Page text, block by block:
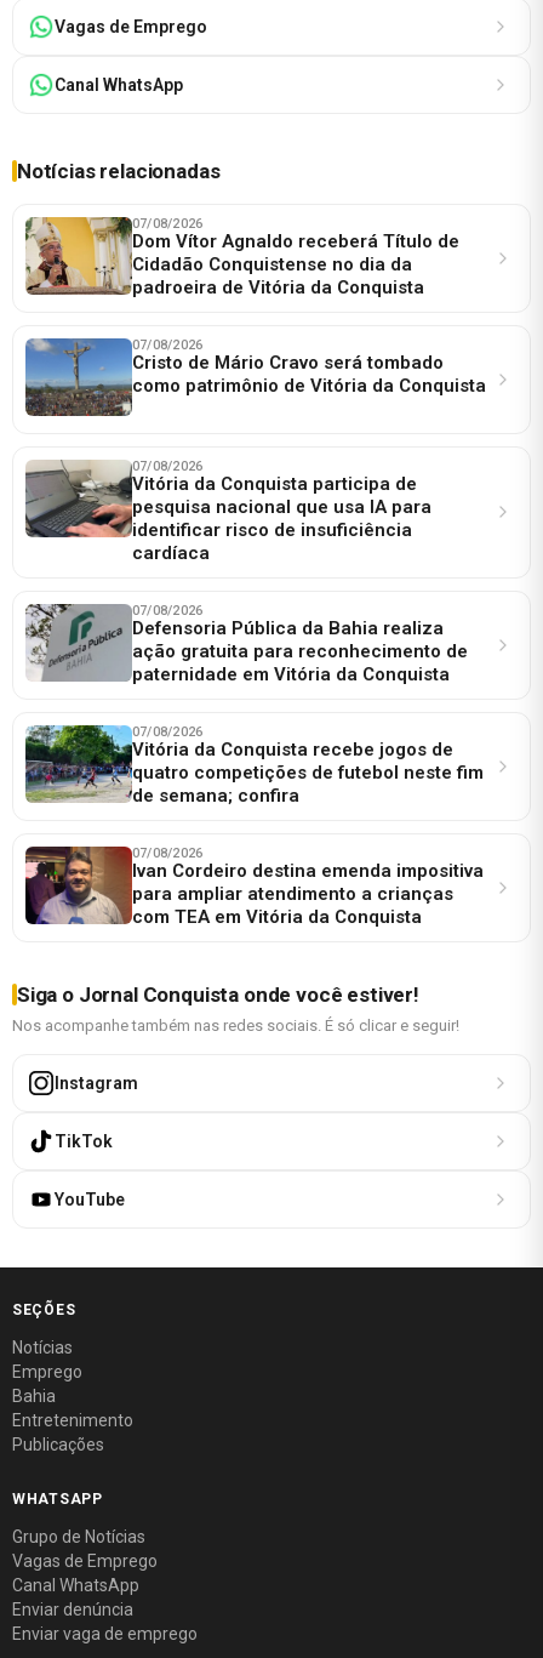
Vagas de Emprego
Canal WhatsApp
Notícias relacionadas
07/08/2026
Dom Vítor Agnaldo receberá Título de
Cidadão Conquistense no dia da
padroeira de Vitória da Conquista
07/08/2026
Cristo de Mário Cravo será tombado
como patrimônio de Vitória da Conquista
07/08/2026
Vitória da Conquista participa de
pesquisa nacional que usa IA para
identificar risco de insuficiência
cardíaca
07/08/2026
Defensoria Pública da Bahia realiza
ação gratuita para reconhecimento de
paternidade em Vitória da Conquista
07/08/2026
Vitória da Conquista recebe jogos de
quatro competições de futebol neste fim
de semana; confira
07/08/2026
Ivan Cordeiro destina emenda impositiva
para ampliar atendimento a crianças
com TEA em Vitória da Conquista
Siga o Jornal Conquista onde você estiver!
Nos acompanhe também nas redes sociais. É só clicar e seguir!
Instagram
TikTok
YouTube
SEÇÕES
Notícias
Emprego
Bahia
Entretenimento
Publicações
WHATSAPP
Grupo de Notícias
Vagas de Emprego
Canal WhatsApp
Enviar denúncia
Enviar vaga de emprego